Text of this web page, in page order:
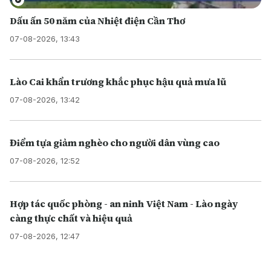
Dấu ấn 50 năm của Nhiệt điện Cần Thơ
07-08-2026, 13:43
Lào Cai khẩn trương khắc phục hậu quả mưa lũ
07-08-2026, 13:42
Điểm tựa giảm nghèo cho người dân vùng cao
07-08-2026, 12:52
Hợp tác quốc phòng - an ninh Việt Nam - Lào ngày
càng thực chất và hiệu quả
07-08-2026, 12:47